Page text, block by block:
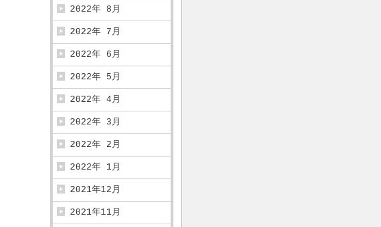
2022年 8月
2022年 7月
2022年 6月
2022年 5月
2022年 4月
2022年 3月
2022年 2月
2022年 1月
2021年12月
2021年11月